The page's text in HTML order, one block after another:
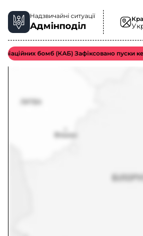
Надзвичайні ситуації
Адмінподіл
бомб (КАБ) Зафіксовано пуски